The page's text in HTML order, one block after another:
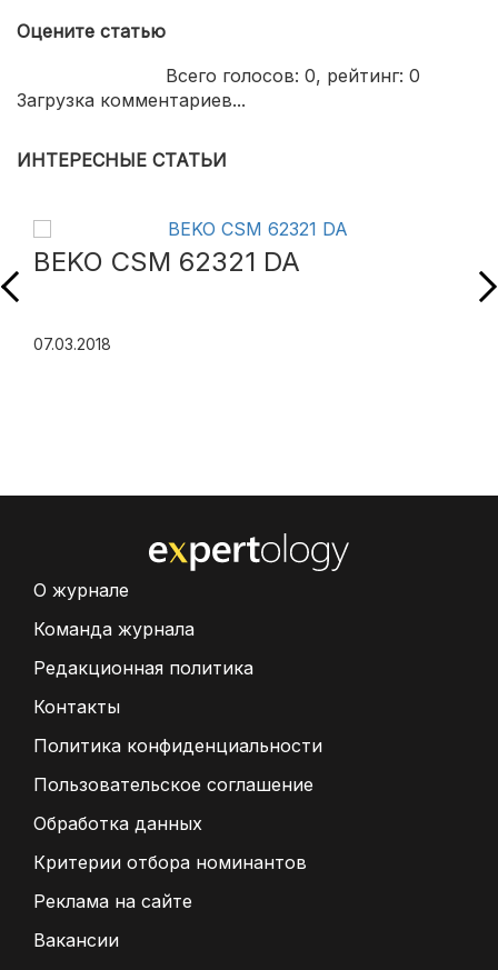
Оцените статью
Всего голосов: 0, рейтинг: 0
Загрузка комментариев...
ИНТЕРЕСНЫЕ СТАТЬИ
BEKO CSM 62321 DA
07.03.2018
О журнале
Команда журнала
Редакционная политика
Контакты
Политика конфиденциальности
Пользовательское соглашение
Обработка данных
Критерии отбора номинантов
Реклама на сайте
Вакансии